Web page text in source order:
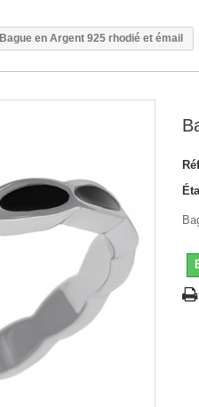
Bague en Argent 925 rhodié et émail